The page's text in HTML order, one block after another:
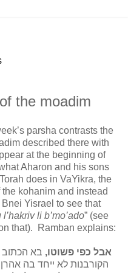
the moadim
parsha contrasts the
described there with
at the beginning of
Aharon and his sons
does in VaYikra, the
kohanim and instead
Yisrael to see that
li b’mo’ado” (see
that). Ramban explains:
אבל כפי פשוטו, בא
הקורבנות לא ייחד בה